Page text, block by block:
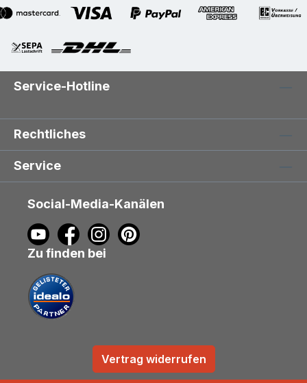
Service-Hotline
Rechtliches
Service
Social-Media-Kanälen
Zu finden bei
Vertrag widerrufen